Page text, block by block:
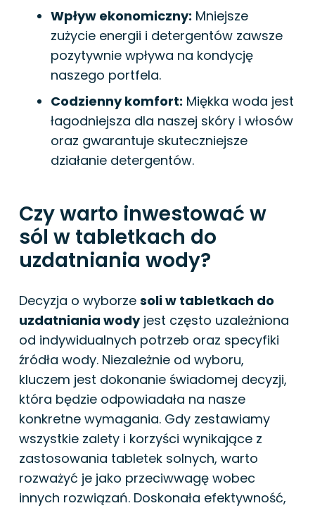
Wpływ ekonomiczny: Mniejsze
zużycie energii i detergentów zawsze
pozytywnie wpływa na kondycję
naszego portfela.
Codzienny komfort: Miękka woda jest
łagodniejsza dla naszej skóry i włosów
oraz gwarantuje skuteczniejsze
działanie detergentów.
Czy warto inwestować w
sól w tabletkach do
uzdatniania wody?
Decyzja o wyborze soli w tabletkach do
uzdatniania wodyjest często uzależniona
od indywidualnych potrzeb oraz specyfiki
źródła wody. Niezależnie od wyboru,
kluczem jest dokonanie świadomej decyzji,
która będzie odpowiadała na nasze
konkretne wymagania. Gdy zestawiamy
wszystkie zalety i korzyści wynikające z
zastosowania tabletek solnych, warto
rozważyć je jako przeciwwagę wobec
innych rozwiązań. Doskonała efektywność,